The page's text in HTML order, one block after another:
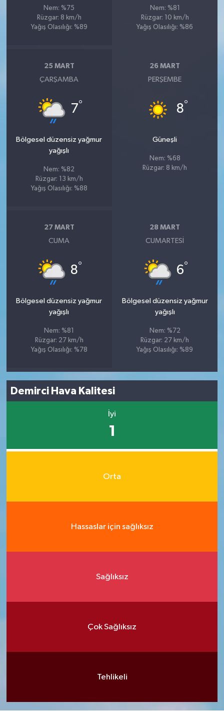
Nem: %75
Rüzgar: 8 km/h
Yağış Olasılığı: %89
Nem: %81
Rüzgar: 10 km/h
Yağış Olasılığı: %86
25 MART
ÇARŞAMBA
7°
Bölgesel düzensiz yağmur
yağışlı
Nem: %82
Rüzgar: 13 km/h
Yağış Olasılığı: %88
26 MART
PERŞEMBE
8°
Güneşli
Nem: %68
Rüzgar: 8 km/h
27 MART
CUMA
8°
Bölgesel düzensiz yağmur
yağışlı
Nem: %81
Rüzgar: 27 km/h
Yağış Olasılığı: %78
28 MART
CUMARTESI
6°
Bölgesel düzensiz yağmur
yağışlı
Nem: %72
Rüzgar: 27 km/h
Yağış Olasılığı: %89
Demirci Hava Kalitesi
İyi
1
Orta
Hassaslar için sağlıksız
Sağlıksız
Çok Sağlıksız
Tehlikeli